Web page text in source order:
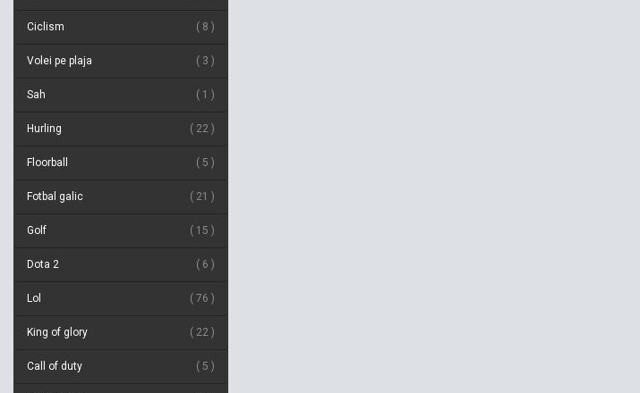
Ciclism 8
Volei pe plaja 3
Sah 1
Hurling 22
Floorball 5
Fotbal galic 21
Golf 15
Dota 2 6
Lol 76
King of glory 22
Call of duty 5